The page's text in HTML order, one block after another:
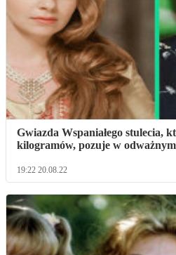
Gwiazda Wspaniałego stulecia,
kilogramów, pozuje w
19:22 20.08.22